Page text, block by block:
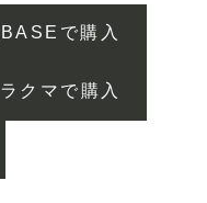
BASEで購入
ラクマで購入